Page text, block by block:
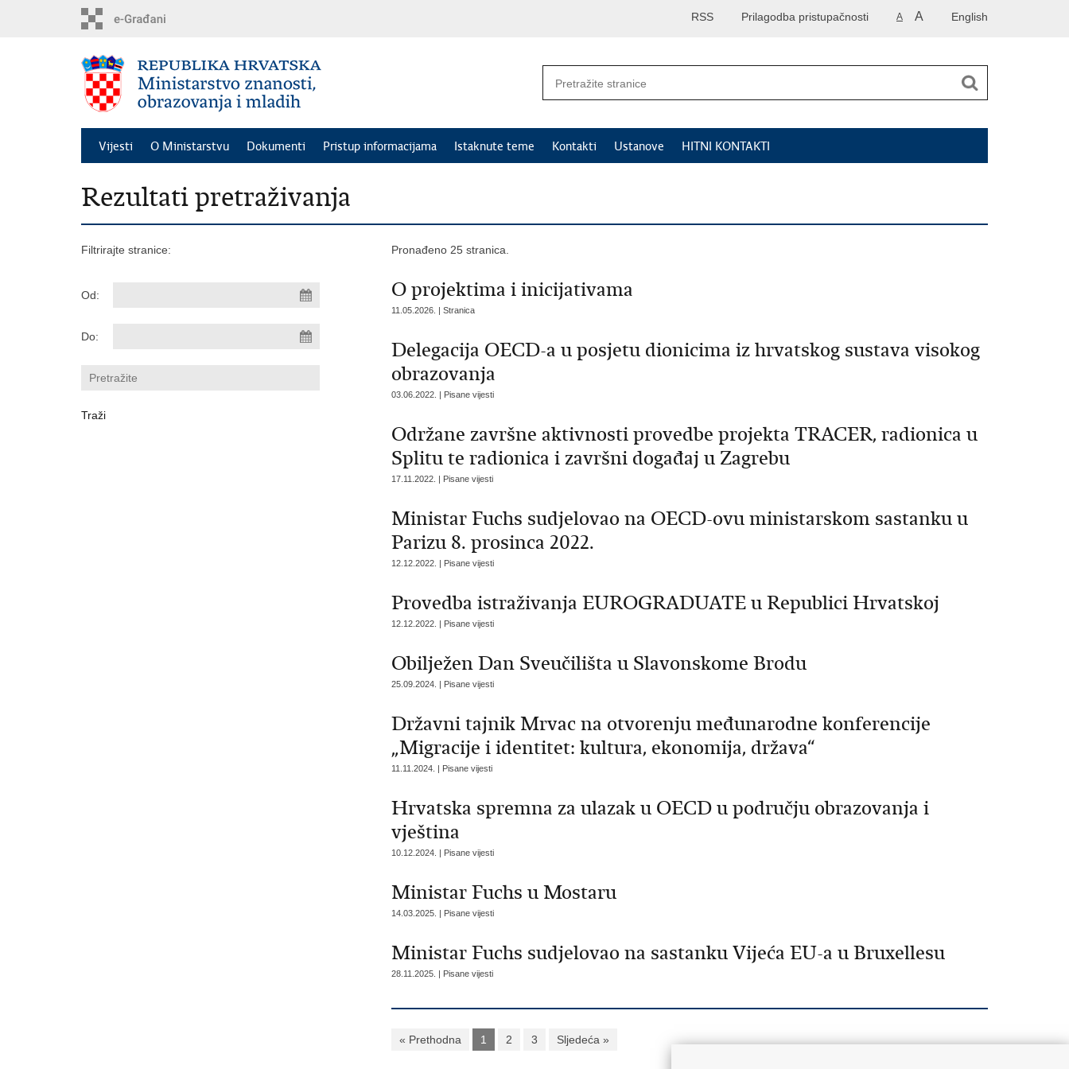
English
A A
Prilagodba pristupačnosti
RSS
Vijesti O Ministarstvu Dokumenti Pristup informacijama Istaknute teme Kontakti Ustanove HITNI KONTAKTI
Rezultati pretraživanja
Filtrirajte stranice:
Od:
Do:
Pronađeno 25 stranica.
O projektima i inicijativama
11.05.2026. | Stranica
Delegacija OECD-a u posjetu dionicima iz hrvatskog sustava visokog
obrazovanja
03.06.2022. | Pisane vijesti
Održane završne aktivnosti provedbe projekta TRACER, radionica u
Splitu te radionica i završni događaj u Zagrebu
17.11.2022. | Pisane vijesti
Ministar Fuchs sudjelovao na OECD-ovu ministarskom sastanku u
Parizu 8. prosinca 2022.
12.12.2022. | Pisane vijesti
Provedba istraživanja EUROGRADUATE u Republici Hrvatskoj
12.12.2022. | Pisane vijesti
Obilježen Dan Sveučilišta u Slavonskome Brodu
25.09.2024. | Pisane vijesti
Državni tajnik Mrvac na otvorenju međunarodne konferencije
„Migracije i identitet: kultura, ekonomija, država“
11.11.2024. | Pisane vijesti
Hrvatska spremna za ulazak u OECD u području obrazovanja i
vještina
10.12.2024. | Pisane vijesti
Ministar Fuchs u Mostaru
14.03.2025. | Pisane vijesti
Ministar Fuchs sudjelovao na sastanku Vijeća EU-a u Bruxellesu
28.11.2025. | Pisane vijesti
« Prethodna 1 2 3 Sljedeća »